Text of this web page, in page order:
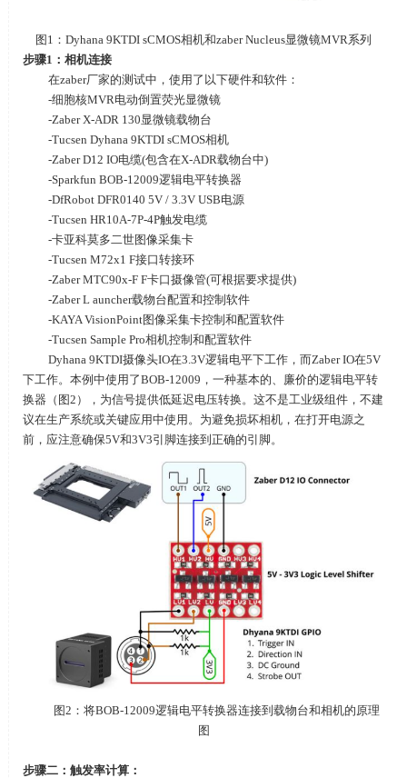
图 1 ：Dyhana 9KTDI sCMOS相机和zaber Nucleus显微镜MVR系列
步骤1 ： 相机连接
在zaber厂家的测试中，使用了以下硬件和软件：
-细胞核MVR电动倒置荧光显微镜
-Zaber X-ADR 130显微镜载物台
-Tucsen Dyhana 9KTDI sCMOS相机
-Zaber D12 IO电缆(包含在X-ADR载物台中)
-Sparkfun BOB-12009逻辑电平转换器
-DfRobot DFR0140 5V / 3.3V USB电源
-Tucsen HR10A-7P-4P触发电缆
-卡亚科莫多二世图像采集卡
-Tucsen M72x1 F接口转接环
-Zaber MTC90x-F F卡口摄像管(可根据要求提供)
-Zaber L auncher载物台配置和控制软件
-KAYA VisionPoint图像采集卡控制和配置软件
-Tucsen Sample Pro相机控制和配置软件
Dyhana 9KTDI摄像头IO在3.3V逻辑电平下工作，而Zaber IO在5V
下工作。本例中使用了BOB-12009，一种基本的、廉价的逻辑电平转
换器（图2），为信号提供低延迟电压转换。这不是工业级组件，不建
议在生产系统或关键应用中使用。为避免损坏相机，在打开电源之
前，应注意确保5V和3V3引脚连接到正确的引脚。
图2：将BOB-12009逻辑电平转换器连接到载物台和相机的原理
图
步骤二：触发率计算：